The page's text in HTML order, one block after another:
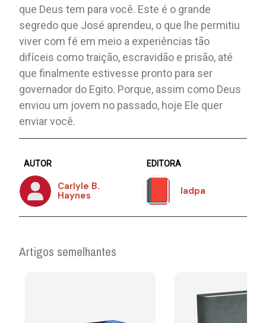
que Deus tem para você. Este é o grande
segredo que José aprendeu, o que lhe permitiu
viver com fé em meio a experiências tão
difíceis como traição, escravidão e prisão, até
que finalmente estivesse pronto para ser
governador do Egito. Porque, assim como Deus
enviou um jovem no passado, hoje Ele quer
enviar você.
AUTOR
Carlyle B.
Haynes
EDITORA
Iadpa
Artigos semelhantes